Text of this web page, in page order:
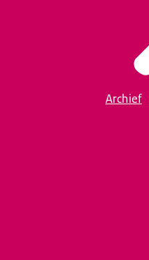
Archief